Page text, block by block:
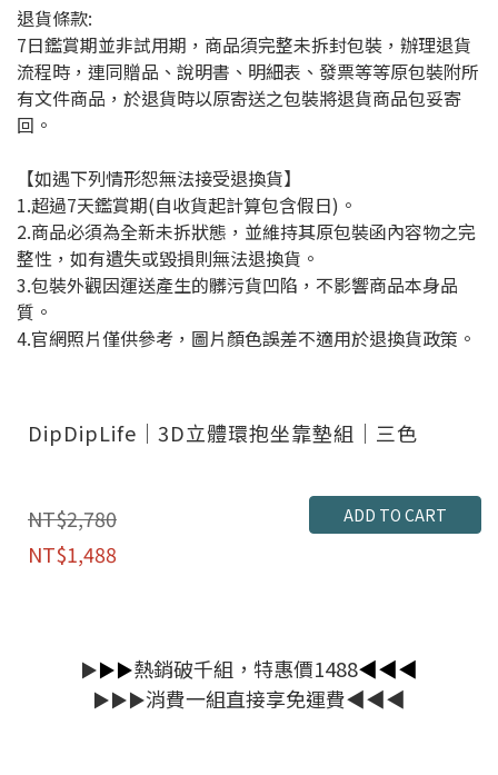
退貨條款:
7日鑑賞期並非試用期，商品須完整未拆封包裝，辦理退貨
流程時，連同贈品、說明書、明細表、發票等等原包裝附所
有文件商品，於退貨時以原寄送之包裝將退貨商品包妥寄
回。
【如遇下列情形恕無法接受退換貨】
1.超過7天鑑賞期(自收貨起計算包含假日)。
2.商品必須為全新未拆狀態，並維持其原包裝函內容物之完
整性，如有遺失或毀損則無法退換貨。
3.包裝外觀因運送產生的髒污貨凹陷，不影響商品本身品
質。
4.官網照片僅供參考，圖片顏色誤差不適用於退換貨政策。
DipDipLife｜3D立體環抱坐靠墊組｜三色
NT$2,780
NT$1,488
ADD TO CART
▶︎▶︎▶︎熱銷破千組，特惠價1488◀︎◀︎◀︎
▶︎▶︎▶︎消費一組直接享免運費◀︎◀︎◀︎